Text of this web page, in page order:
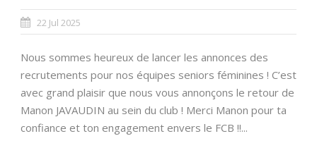
22 Jul 2025
Nous sommes heureux de lancer les annonces des
recrutements pour nos équipes seniors féminines ! C’est
avec grand plaisir que nous vous annonçons le retour de
Manon JAVAUDIN au sein du club ! Merci Manon pour ta
confiance et ton engagement envers le FCB !!...